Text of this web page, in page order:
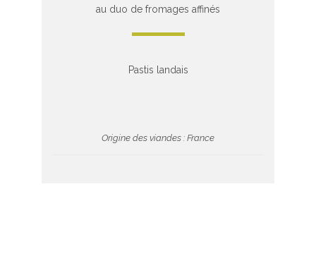
au duo de fromages affinés
Pastis landais
Origine des viandes : France